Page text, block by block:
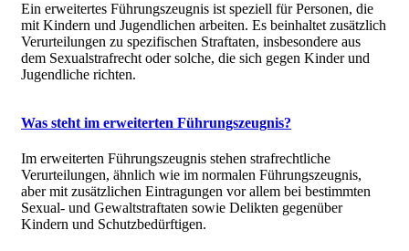
Ein erweitertes Führungszeugnis ist speziell für Personen, die
mit Kindern und Jugendlichen arbeiten. Es beinhaltet zusätzlich
Verurteilungen zu spezifischen Straftaten, insbesondere aus
dem Sexualstrafrecht oder solche, die sich gegen Kinder und
Jugendliche richten.
Was steht im erweiterten Führungszeugnis?
Im erweiterten Führungszeugnis stehen strafrechtliche
Verurteilungen, ähnlich wie im normalen Führungszeugnis,
aber mit zusätzlichen Eintragungen vor allem bei bestimmten
Sexual- und Gewaltstraftaten sowie Delikten gegenüber
Kindern und Schutzbedürftigen.